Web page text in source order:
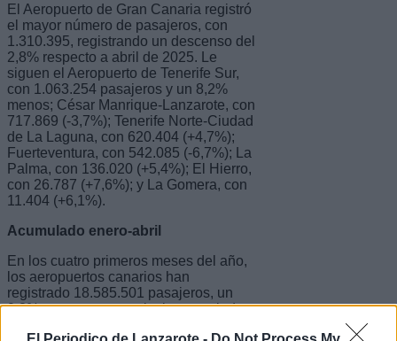
El Aeropuerto de Gran Canaria registró
el mayor número de pasajeros, con
1.310.395, registrando un descenso del
2,8% respecto a abril de 2025. Le
siguen el Aeropuerto de Tenerife Sur,
con 1.063.254 pasajeros y un 8,2%
menos; César Manrique-Lanzarote, con
717.869 (-3,7%); Tenerife Norte-Ciudad
de La Laguna, con 620.404 (+4,7%);
Fuerteventura, con 542.085 (-6,7%); La
Palma, con 136.020 (+5,4%); El Hierro,
con 26.787 (+7,6%); y La Gomera, con
11.404 (+6,1%).
Acumulado enero-abril
En los cuatro primeros meses del año,
los aeropuertos canarios han
registrado 18.585.501 pasajeros, un
0,8% menos que en el mismo periodo